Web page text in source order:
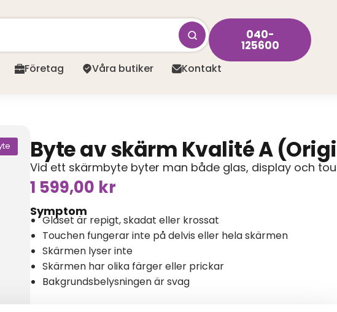
040-
125600
Företag Våra butiker Kontakt
Byte av skärm Kvalité A
Vid ett skärmbyte byter man både glas, display och
1 599,00 kr
Symptom
Glaset är repigt, skadat eller krossat
Touchen fungerar inte på delvis eller hela skärmen
Skärmen lyser inte
Skärmen har olika färger eller prickar
Bakgrundsbelysningen är svag